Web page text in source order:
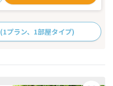
(1プラン、1部屋タイプ)